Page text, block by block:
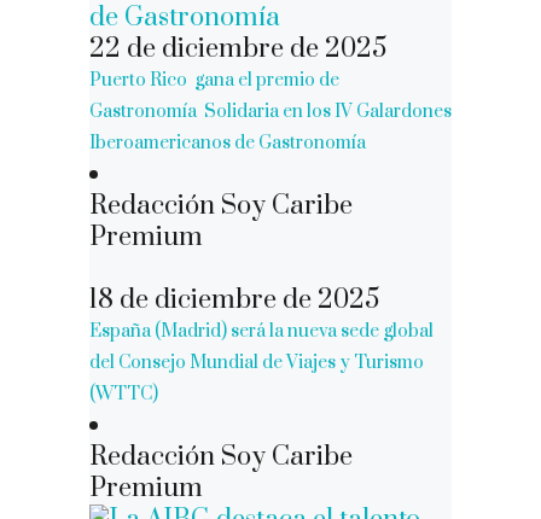
22 de diciembre de 2025
Puerto Rico gana el premio de
Gastronomía Solidaria en los IV Galardones
Iberoamericanos de Gastronomía
Redacción Soy Caribe
Premium
18 de diciembre de 2025
España (Madrid) será la nueva sede global
del Consejo Mundial de Viajes y Turismo
(WTTC)
Redacción Soy Caribe
Premium